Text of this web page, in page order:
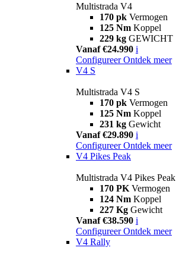
Multistrada V4
170 pk Vermogen
125 Nm Koppel
229 kg GEWICHT
Vanaf €24.990 i
Configureer Ontdek meer
V4 S
Multistrada V4 S
170 pk Vermogen
125 Nm Koppel
231 kg Gewicht
Vanaf €29.890 i
Configureer Ontdek meer
V4 Pikes Peak
Multistrada V4 Pikes Peak
170 PK Vermogen
124 Nm Koppel
227 Kg Gewicht
Vanaf €38.590 i
Configureer Ontdek meer
V4 Rally